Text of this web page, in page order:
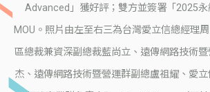
Advanced」獲好評；雙方並簽署「2025永
MOU。照片由左至右三為台灣愛立信總經理
區總裁兼資深副總裁藍尚立、遠傳網路技術
杰、遠傳網路技術暨營運群副總盧祖耀、愛